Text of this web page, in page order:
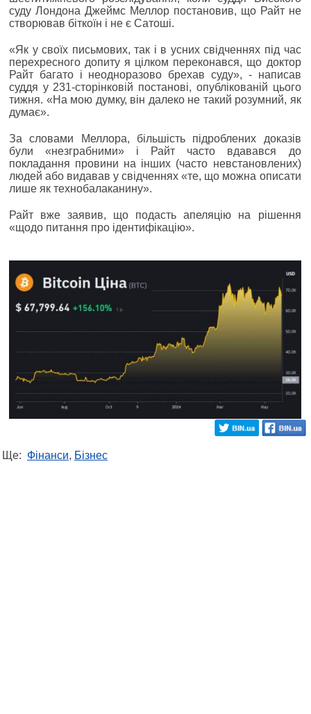
суду Лондона Джеймс Меллор постановив, що Райт не
створював біткоїн і не є Сатоші.
«Як у своїх письмових, так і в усних свідченнях під час
перехресного допиту я цілком переконався, що доктор
Райт багато і неодноразово брехав суду», - написав
суддя у 231-сторінковій постанові, опублікованій цього
тижня. «На мою думку, він далеко не такий розумний, як
думає».
За словами Меллора, більшість підроблених доказів
були «незграбними» і Райт часто вдавався до
покладання провини на інших (часто невстановлених)
людей або видавав у свідченнях «те, що можна описати
лише як технобалаканину».
Райт вже заявив, що подасть апеляцію на рішення
«щодо питання про ідентифікацію».
Ще: Фінанси, Бізнес